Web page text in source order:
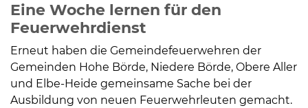
Eine Woche lernen für den
Feuerwehrdienst
Erneut haben die Gemeindefeuerwehren der
Gemeinden Hohe Börde, Niedere Börde, Obere Aller
und Elbe-Heide gemeinsame Sache bei der
Ausbildung von neuen Feuerwehrleuten gemacht.